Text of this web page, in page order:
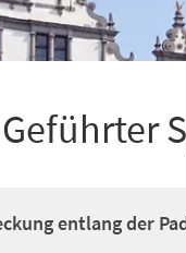
entlang der